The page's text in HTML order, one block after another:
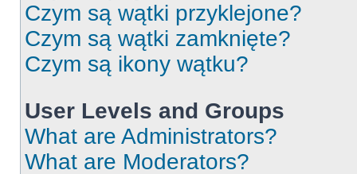
Czym są wątki przyklejone?
Czym są wątki zamknięte?
Czym są ikony wątku?
User Levels and Groups
What are Administrators?
What are Moderators?